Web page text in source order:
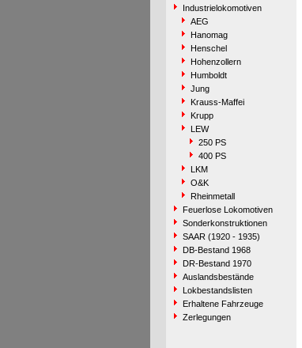
Industrielokomotiven
AEG
Hanomag
Henschel
Hohenzollern
Humboldt
Jung
Krauss-Maffei
Krupp
LEW
250 PS
400 PS
LKM
O&K
Rheinmetall
Feuerlose Lokomotiven
Sonderkonstruktionen
SAAR (1920 - 1935)
DB-Bestand 1968
DR-Bestand 1970
Auslandsbestände
Lokbestandslisten
Erhaltene Fahrzeuge
Zerlegungen